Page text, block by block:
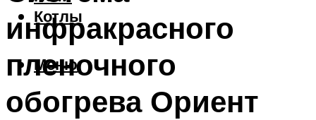
Котлы
Меню
инфракрасного
пленочного
обогрева Ориент